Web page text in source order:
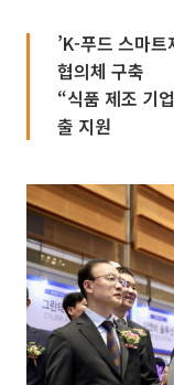
’K-푸드 스마
협의체 구축
“식품 제조 기
출 지원